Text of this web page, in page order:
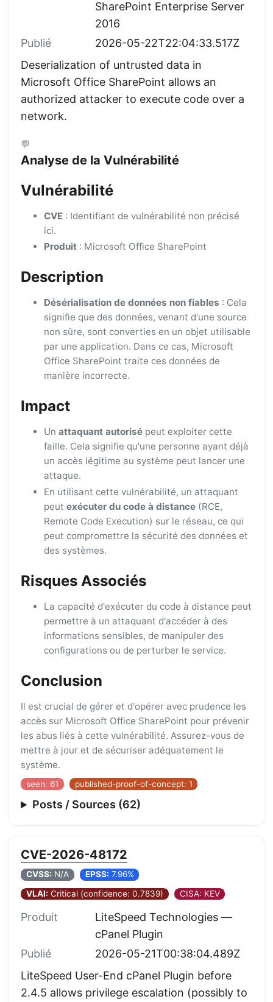
SharePoint Enterprise Server
2016
Publié
2026-05-22T22:04:33.517Z
Deserialization of untrusted data in
Microsoft Office SharePoint allows an
authorized attacker to execute code over a
network.
💬
Analyse de la Vulnérabilité
Vulnérabilité
CVE: Identifiant de vulnérabilité non précisé
ici.
Produit: Microsoft Office SharePoint
Description
Désérialisation de données non fiables : Cela
signifie que des données, venant d'une source
non sûre, sont converties en un objet utilisable
par une application. Dans ce cas, Microsoft
Office SharePoint traite ces données de
manière incorrecte.
Impact
Un attaquant autorisépeut exploiter cette
faille. Cela signifie qu'une personne ayant déjà
un accès légitime au système peut lancer une
attaque.
En utilisant cette vulnérabilité, un attaquant
peut exécuter du code à distance(RCE,
Remote Code Execution) sur le réseau, ce qui
peut compromettre la sécurité des données et
des systèmes.
Risques Associés
La capacité d'exécuter du code à distance peut
permettre à un attaquant d'accéder à des
informations sensibles, de manipuler des
configurations ou de perturber le service.
Conclusion
Il est crucial de gérer et d'opérer avec prudence les
accès sur Microsoft Office SharePoint pour prévenir
les abus liés à cette vulnérabilité. Assurez-vous de
mettre à jour et de sécuriser adéquatement le
système.
seen: 61 published-proof-of-concept: 1
Posts / Sources (62)
CVE-2026-48172
CVSS: N/A EPSS: 7.96%
VLAI: Critical (confidence: 0.7839) CISA: KEV
Produit
LiteSpeed Technologies —
cPanel Plugin
Publié
2026-05-21T00:38:04.489Z
LiteSpeed User-End cPanel Plugin before
2.4.5 allows privilege escalation (possibly to